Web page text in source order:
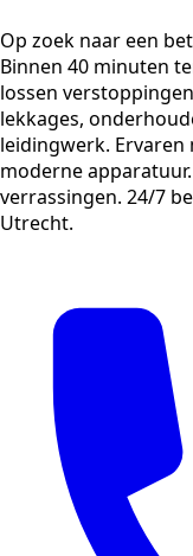
Op zoek naar een
Binnen 40 minuten
lossen
lekkages,
leidingwerk. Ervaren
moderne
verrassingen. 24/7
Utrecht.